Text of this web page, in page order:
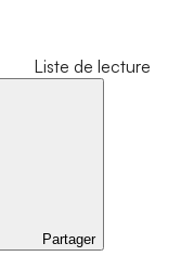
Liste de lecture
Partager